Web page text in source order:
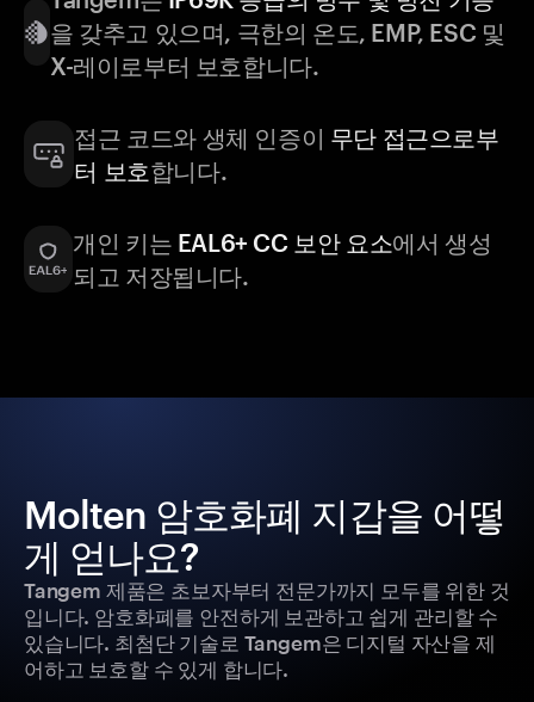
을 갖추고 있으며, 극한의 온도, EMP, ESC 및
X-레이로부터 보호합니다.
접근 코드와 생체 인증이 무단 접근으로부
터 보호합니다.
개인 키는 EAL6+ CC 보안 요소에서 생성
되고 저장됩니다.
Molten 암호화폐 지갑을 어떻
게 얻나요?
Tangem 제품은 초보자부터 전문가까지 모두를 위한 것
입니다. 암호화폐를 안전하게 보관하고 쉽게 관리할 수
있습니다. 최첨단 기술로 Tangem은 디지털 자산을 제
어하고 보호할 수 있게 합니다.